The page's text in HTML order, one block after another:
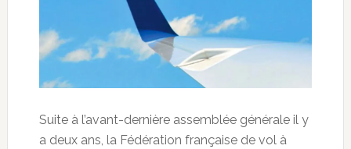
Suite à l’avant-dernière assemblée générale il y
a deux ans, la Fédération française de vol à